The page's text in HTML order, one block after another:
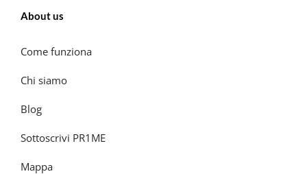
About us
Come funziona
Chi siamo
Blog
Sottoscrivi PR1ME
Mappa